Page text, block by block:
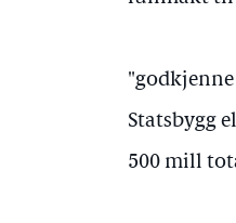
Statsbygg
500 mill